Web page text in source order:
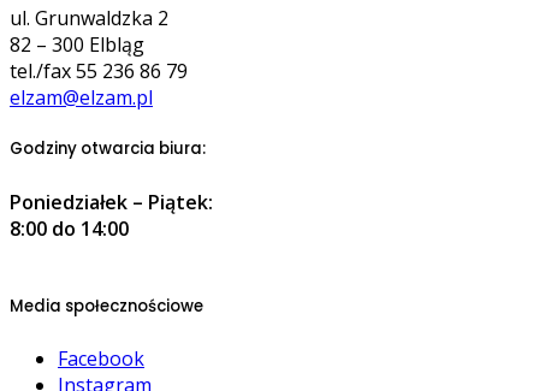
ul. Grunwaldzka 2
82 – 300 Elbląg
tel./fax 55 236 86 79
elzam@elzam.pl
Godziny otwarcia biura:
Poniedziałek – Piątek:
8:00 do 14:00
Media społecznościowe
Facebook
Instagram